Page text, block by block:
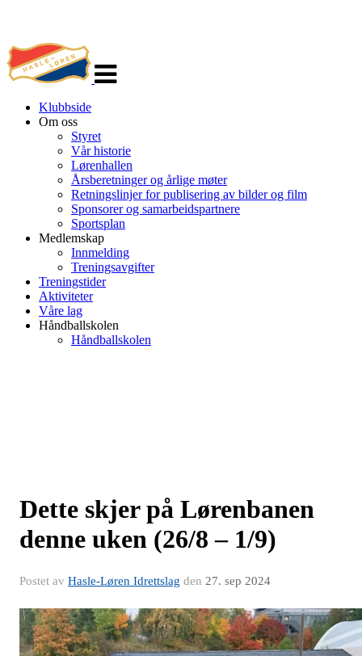
navigasjon
Klubbside
Om oss
Styret
Vår historie
Lørenhallen
Årsberetninger og årlige møter
Retningslinjer for publisering av bilder og film
Sponsorer og samarbeidspartnere
Sportsplan
Medlemskap
Innmelding
Treningsavgifter
Treningstider
Aktiviteter
Våre lag
Håndballskolen
Håndballskolen
Dette skjer på Lørenbanen
denne uken (26/8 – 1/9)
Postet av Hasle-Løren Idrettslag den 27. sep 2024